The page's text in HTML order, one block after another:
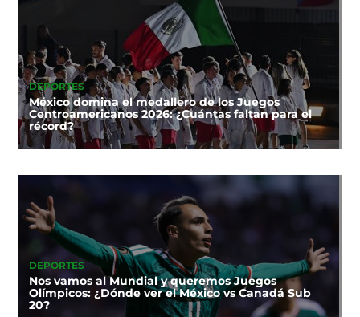
DEPORTES
México domina el medallero de los Juegos
Centroamericanos 2026: ¿Cuántas faltan para el
récord?
DEPORTES
Nos vamos al Mundial y queremos Juegos
Olímpicos: ¿Dónde ver el México vs Canadá Sub
20?